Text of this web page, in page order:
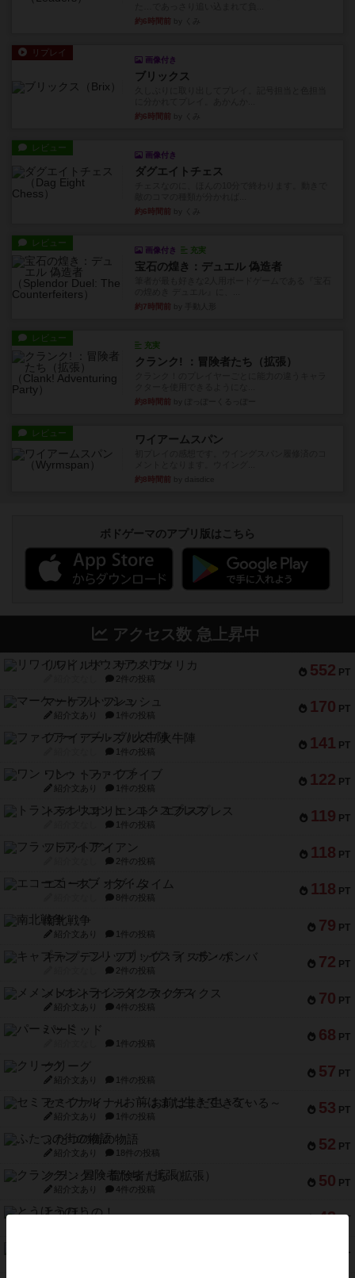
約6時間前
リプレイ
画像付き
ブリックス
約6時間前
レビュー
画像付き
ダグエイトチェス
約6時間前
レビュー
画像付き 充実
宝石の煌き：デュエル 偽造者
約7時間前
レビュー
充実
クランク! ：冒険者たち（拡張）
約8時間前
レビュー ワイアームスパン
約8時間前
ボドゲーマのアプリ版はこちら
アクセス数 急上昇中
552 PT
リワイルド：サウスアメリカ
2件の投稿
170 PT
マーケットフレッシュ
紹介文あり 1件の投稿
141 PT
ファイアー・ブルズ / 火牛陣
1件の投稿
122 PT
ワン・トゥ・ファイブ
紹介文あり 1件の投稿
119 PT
トランスオリエント・エクスプレス
1件の投稿
118 PT
フラットアイアン
2件の投稿
118 PT
エコーズ・オブ・タイム
8件の投稿
79 PT
南北戦争
紹介文あり 1件の投稿
72 PT
キャプテン・フリップ：イスラ・ボンバ
2件の投稿
70 PT
メメントオンラインタクティクス
紹介文あり 4件の投稿
68 PT
パーミッド
1件の投稿
57 PT
クリーグ
紹介文あり 1件の投稿
53 PT
セミファイナル ～お前はまだ生きている～
紹介文あり 1件の投稿
52 PT
ふたつの街の物語
紹介文あり 18件の投稿
50 PT
クランク! ：冒険者たち（拡張）
紹介文あり 4件の投稿
42 PT
とうほうの！
PT